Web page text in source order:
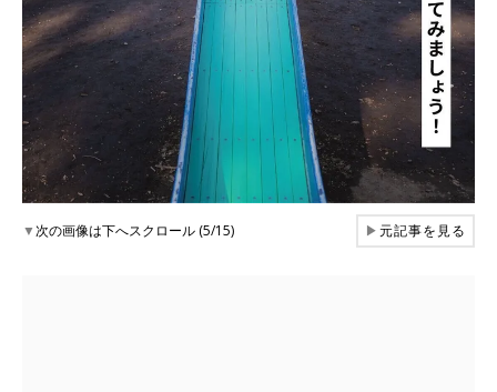
▼次の画像は下へスクロール (5/15) ▶元記事を見る